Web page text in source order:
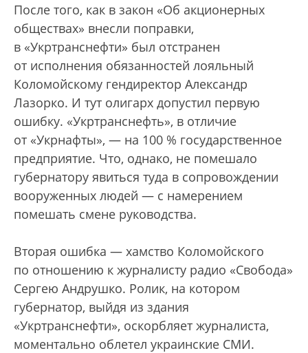
После того, как в закон «Об акционерных
обществах» внесли поправки,
в «Укртранснефти» был отстранен
от исполнения обязанностей лояльный
Коломойскому гендиректор Александр
Лазорко. И тут олигарх допустил первую
ошибку. «Укртранснефть», в отличие
от «Укрнафты», — на 100 % государственное
предприятие. Что, однако, не помешало
губернатору явиться туда в сопровождении
вооруженных людей — с намерением
помешать смене руководства.
Вторая ошибка — хамство Коломойского
по отношению к журналисту радио «Свобода»
Сергею Андрушко. Ролик, на котором
губернатор, выйдя из здания
«Укртранснефти», оскорбляет журналиста,
моментально облетел украинские СМИ.